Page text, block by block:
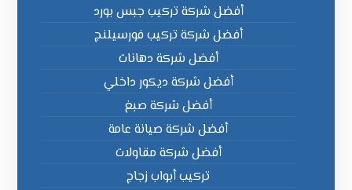
أفضل شركة تركيب جبس بورد
أفضل شركة تركيب فورسيلنج
أفضل شركة دهانات
أفضل شركة ديكور داخلي
أفضل شركة صبغ
أفضل شركة صيانة عامة
أفضل شركة مقاولات
تركيب أبواب زجاج